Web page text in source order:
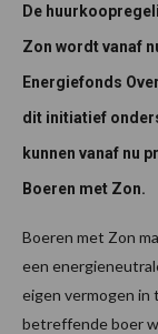
De
Zon wordt vanaf
Energiefonds
dit initiatief
kunnen vanaf nu
Boeren met Zon.
Boeren met Zon
een
eigen vermogen in
betreffende boer